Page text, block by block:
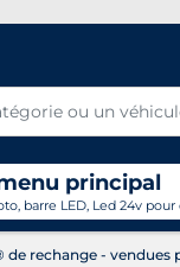
principal
barre LED, Led 24v pour
rechange - vendues